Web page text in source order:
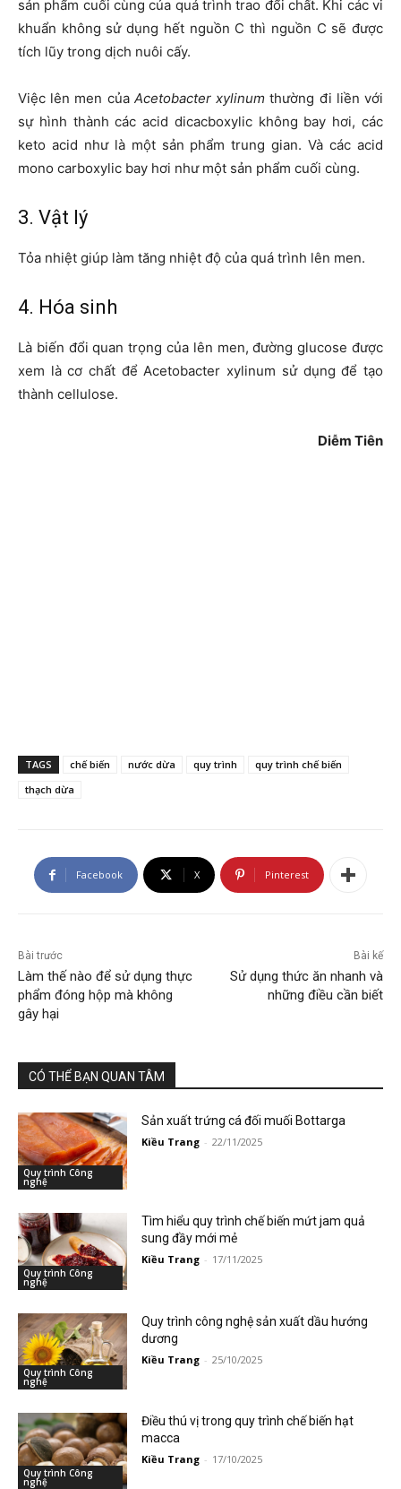
sản phẩm cuối cùng của quá trình trao đổi chất. Khi các vi
khuẩn không sử dụng hết nguồn C thì nguồn C sẽ được
tích lũy trong dịch nuôi cấy.
Việc lên men của Acetobacter xylinum thường đi liền với
sự hình thành các acid dicacboxylic không bay hơi, các
keto acid như là một sản phẩm trung gian. Và các acid
mono carboxylic bay hơi như một sản phẩm cuối cùng.
3. Vật lý
Tỏa nhiệt giúp làm tăng nhiệt độ của quá trình lên men.
4. Hóa sinh
Là biến đổi quan trọng của lên men, đường glucose được
xem là cơ chất để Acetobacter xylinum sử dụng để tạo
thành cellulose.
Diễm Tiên
TAGS chế biến nước dừa quy trình
quy trình chế biến
thạch dừa
Facebook X Pinterest
Bài trước
Làm thế nào để sử dụng thực
phẩm đóng hộp mà không
gây hại
Bài kế
Sử dụng thức ăn nhanh và
những điều cần biết
CÓ THỂ BẠN QUAN TÂM
Quy trình Công
nghệ
Sản xuất trứng cá đối muối Bottarga
Kiều Trang - 22/11/2025
Quy trình Công
nghệ
Tìm hiểu quy trình chế biến mứt jam quả
sung đầy mới mẻ
Kiều Trang - 17/11/2025
Quy trình Công
nghệ
Quy trình công nghệ sản xuất dầu hướng
dương
Kiều Trang - 25/10/2025
Quy trình Công
nghệ
Điều thú vị trong quy trình chế biến hạt
macca
Kiều Trang - 17/10/2025